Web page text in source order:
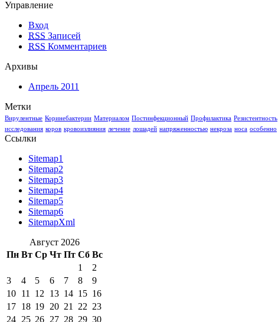
Управление
Вход
RSS Записей
RSS Комментариев
Архивы
Апрель 2011
Метки
Вирулентные Коринебактерии Материалом Постинфекционный Профилактика Резистентность
исследования коров кровоизлияния лечение лошадей напряженностью некроза носа особенно
Ссылки
Sitemap1
Sitemap2
Sitemap3
Sitemap4
Sitemap5
Sitemap6
SitemapXml
Август 2026
Пн Вт Ср Чт Пт Сб Вс
1
2
3
4 5 6 7 8
9
10 11 12 13 14 15 16
17 18 19 20 21 22 23
24 25 26 27 28 29 30